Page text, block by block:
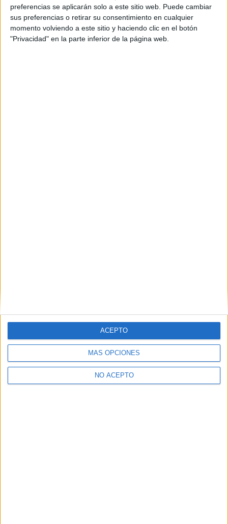
preferencias se aplicarán solo a este sitio web. Puede cambiar
sus preferencias o retirar su consentimiento en cualquier
momento volviendo a este sitio y haciendo clic en el botón
"Privacidad" en la parte inferior de la página web.
MÁS OPCIONES
NO ACEPTO
ACEPTO
Términos y Condiciones de Uso
Aceptolos Términos y Condicionesde uso*
Y como regalo de agradecimiento, por registrarte te daremos
gratis una copia de nuestro ebook con 100 consejos para tu
primer año de universidad